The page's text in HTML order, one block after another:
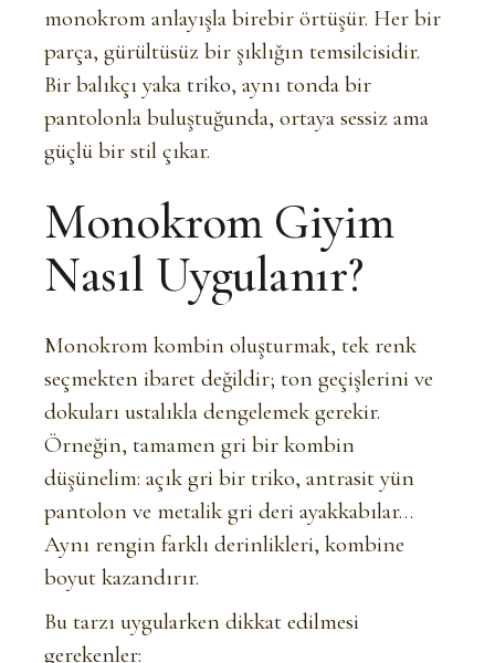
monokrom anlayışla birebir örtüşür. Her bir
parça, gürültüsüz bir şıklığın temsilcisidir.
Bir balıkçı yakatriko, aynı tonda bir
pantolonla buluştuğunda, ortaya sessiz ama
güçlü bir stil çıkar.
Monokrom Giyim
Nasıl Uygulanır?
Monokrom kombin oluşturmak, tek renk
seçmekten ibaret değildir; ton geçişlerini ve
dokuları ustalıkla dengelemek gerekir.
Örneğin, tamamen gri bir kombin
düşünelim: açık gri bir triko, antrasit yün
pantolon ve metalik gri deri ayakkabılar…
Aynı rengin farklı derinlikleri, kombine
boyut kazandırır.
Bu tarzı uygularken dikkat edilmesi
gerekenler: